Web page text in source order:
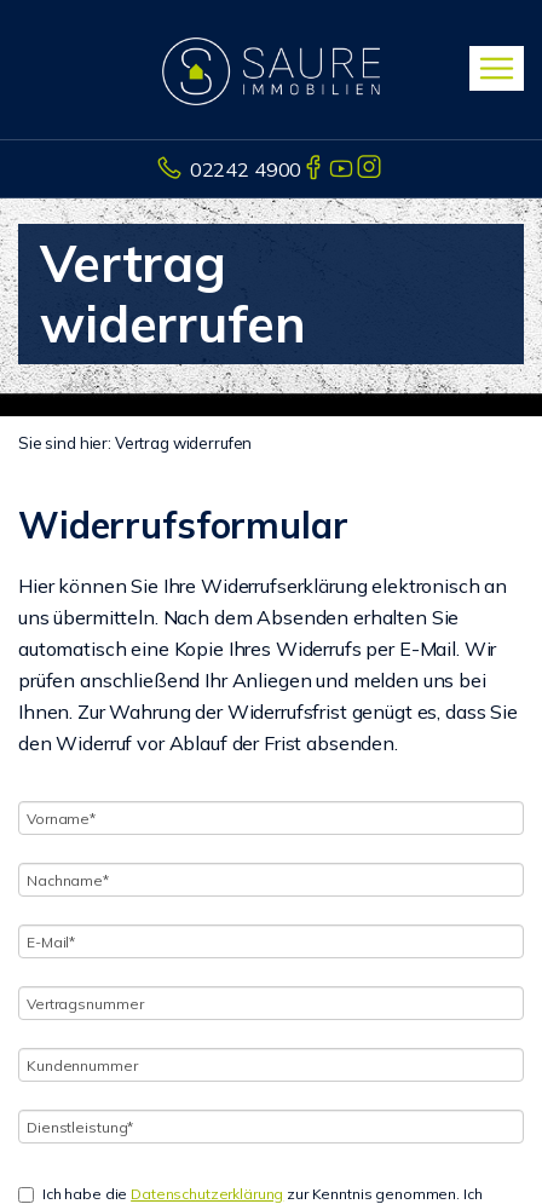
02242 4900
Vertrag
widerrufen
Sie sind hier: Vertrag widerrufen
Widerrufsformular
Hier können Sie Ihre Widerrufserklärung elektronisch an
uns übermitteln. Nach dem Absenden erhalten Sie
automatisch eine Kopie Ihres Widerrufs per E-Mail. Wir
prüfen anschließend Ihr Anliegen und melden uns bei
Ihnen. Zur Wahrung der Widerrufsfrist genügt es, dass Sie
den Widerruf vor Ablauf der Frist absenden.
Ich habe die Datenschutzerklärung zur Kenntnis genommen. Ich